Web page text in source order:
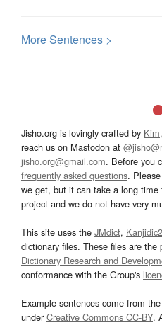
MoreSentences >
Jisho.org is lovingly crafted by
reach us on Mastodon at
jisho.org@gmail.com. Before you
frequently asked questions.
we get, but it can take a long
project and we do not have very
This site uses the JMdict, Kanjidic2
dictionary files. These files are the
Dictionary Research and
conformance with the Group's
Example sentences come from the
underCreative Commons CC-BY.